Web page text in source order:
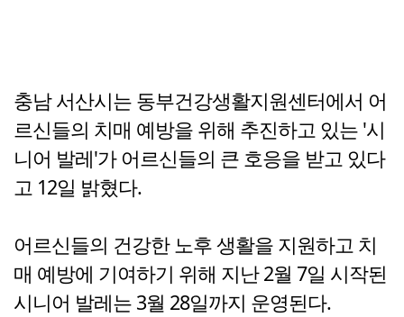
충남 서산시는 동부건강생활지원센터에서 어
르신들의 치매 예방을 위해 추진하고 있는 '시
니어 발레'가 어르신들의 큰 호응을 받고 있다
고 12일 밝혔다.
어르신들의 건강한 노후 생활을 지원하고 치
매 예방에 기여하기 위해 지난 2월 7일 시작된
시니어 발레는 3월 28일까지 운영된다.